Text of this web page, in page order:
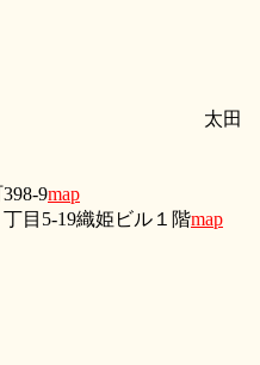
太田
9map
目5‐19織姫ビル１階map